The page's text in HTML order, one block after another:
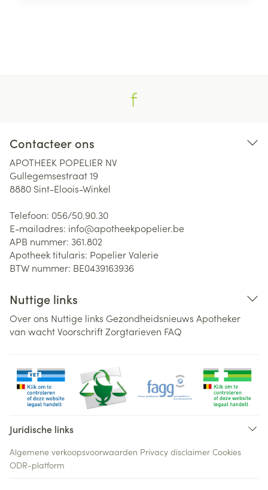
Contacteer ons
APOTHEEK POPELIER NV
Gullegemsestraat 19
8880 Sint-Eloois-Winkel
Telefoon: 056/50.90.30
E-mailadres: info@apotheekpopelier.be
APB nummer: 361.802
Apotheek titularis: Popelier Valerie
BTW nummer: BE0439163936
Nuttige links
Over ons Nuttige links Gezondheidsnieuws Apotheker
van wachtVoorschriftZorgtarieven FAQ
Juridische links
Algemene verkoopsvoorwaarden Privacy disclaimer Cookies
ODR-platform